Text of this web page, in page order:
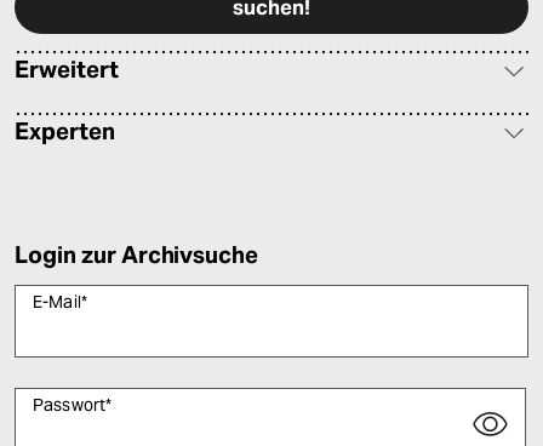
Erweitert
Experten
Login zur Archivsuche
E-Mail*
Passwort*